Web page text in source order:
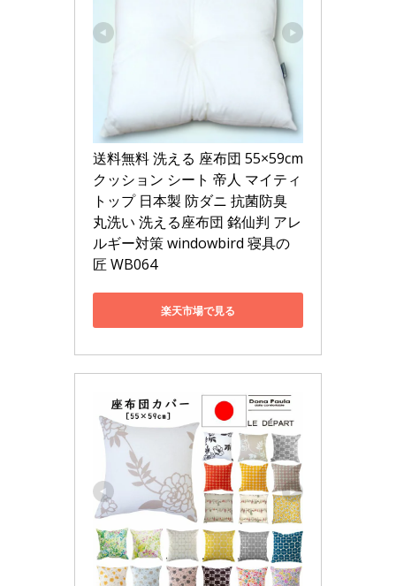
送料無料 洗える 座布団 55×59cm
クッション シート 帝人 マイティ
トップ 日本製 防ダニ 抗菌防臭
丸洗い 洗える座布団 銘仙判 アレ
ルギー対策 windowbird 寝具の
匠 WB064
楽天市場で見る